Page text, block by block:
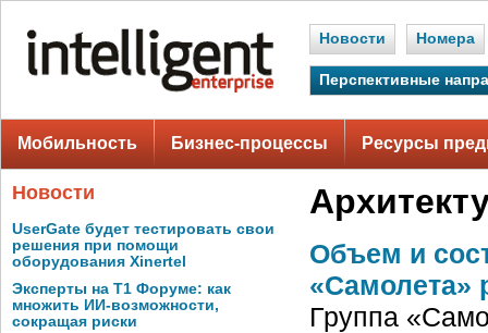
Новости Номера
Перспективные
Мобильность Бизнес-процессы Ресурсы
Новости
UserGate будет тестировать свои
решения при помощи
оборудования Xinertel
Эксперты на Т1 Форуме: как
множить ИИ-возможности,
сокращая риски
Объем и
«Самолета»
Группа